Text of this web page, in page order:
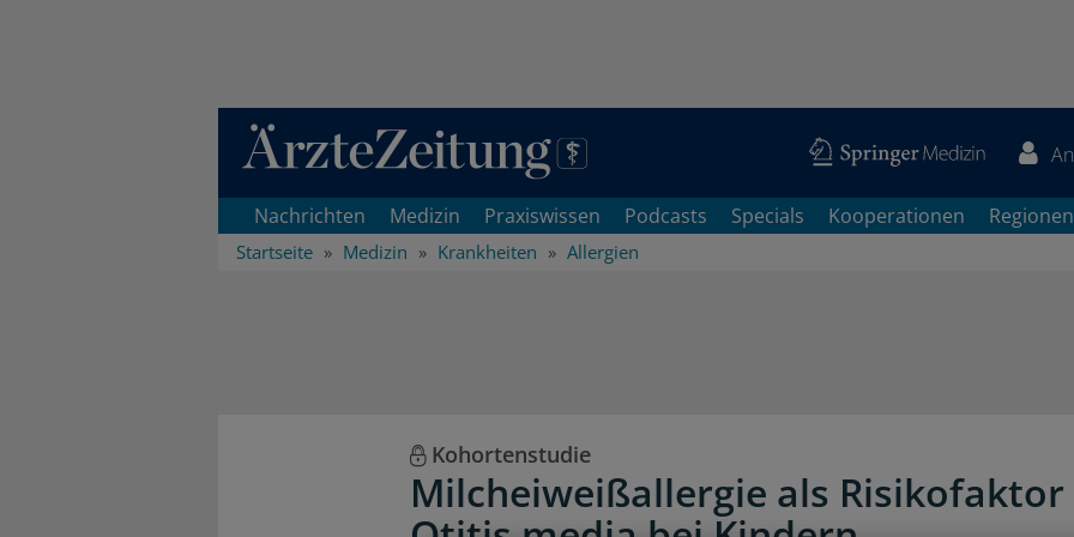
Direkt zum Inhaltsbereich
Nachrichten Medizin Praxiswissen Podcasts Specials Kooperationen Regionen
Startseite Medizin Krankheiten Allergien
Kohortenstudie
Milcheiweißallergie als